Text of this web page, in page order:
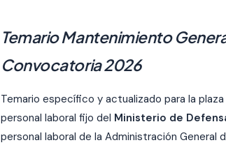
Temario Mantenimiento
Convocatoria 2026
Temario específico y actualizado para la
personal laboral fijo del Ministerio de
personal laboral de la Administración General